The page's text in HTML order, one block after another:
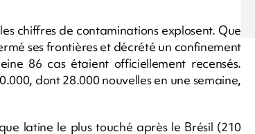
chiffres de contaminations explosent. Que
ses frontières et décrété un confinement
86 cas étaient officiellement recensés.
dont 28.000 nouvelles en une semaine,
latine le plus touché après le Brésil (210